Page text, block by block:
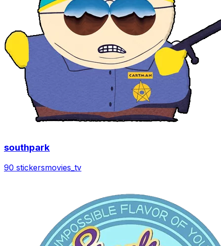
southpark
90 stickersmovies_tv